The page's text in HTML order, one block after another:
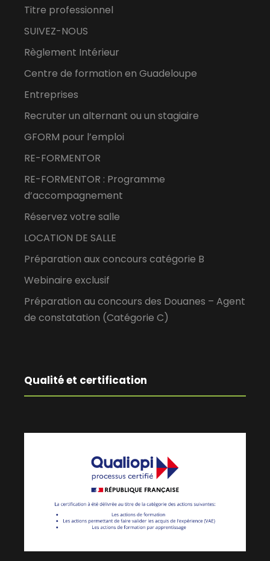
Titre professionnel
SUIVEZ-NOUS
Règlement Intérieur
Centre de formation en Guadeloupe
Entreprises
Recruter un alternant ou un stagiaire
GFORM pour l’emploi
RE-FORMENTOR
RE-FORMENTOR : Programme
d’accompagnement
Réservez votre salle
LOCATION DE SALLE
Préparation aux concours catégorie B
Webinaire exclusif
Préparation au concours des Douanes – Agent
de constatation (Catégorie C)
Qualité et certification